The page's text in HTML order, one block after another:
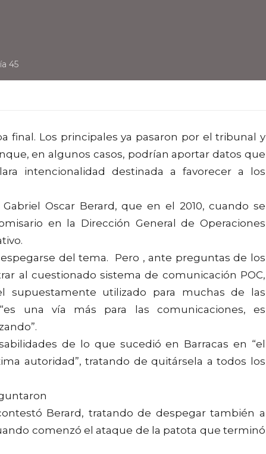
45
final. Los principales ya pasaron por el tribunal y
en algunos casos, podrían aportar datos que
intencionalidad destinada a favorecer a los
Oscar Berard, que en el 2010, cuando se
en la Dirección General de Operaciones
del tema. Pero , ante preguntas de los
al cuestionado sistema de comunicación POC,
utilizado para muchas de las
una vía más para las comunicaciones, es
de lo que sucedió en Barracas en “el
autoridad”, tratando de quitársela a todos los
Berard, tratando de despegar también a
comenzó el ataque de la patota que terminó